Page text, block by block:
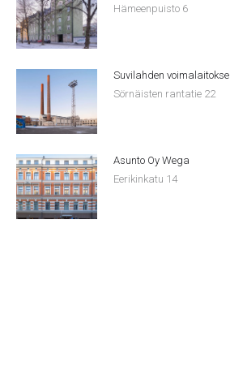
Hämeenpuisto 6
Suvilahden
Sörnäisten rantatie 22
Asunto Oy Wega
Eerikinkatu 14